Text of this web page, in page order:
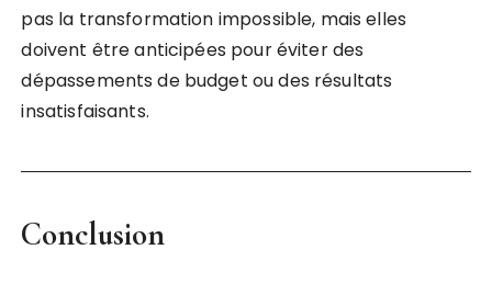
pas la transformation impossible, mais elles
doivent être anticipées pour éviter des
dépassements de budget ou des résultats
insatisfaisants.
Conclusion